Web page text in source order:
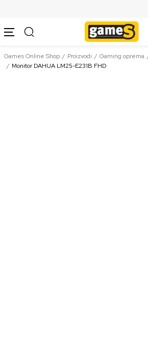
Games Online Shop Proizvodi Gaming oprema
Monitor DAHUA LM25-E231B FHD